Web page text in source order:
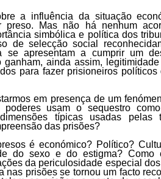
a influência da situação
preso. Mas não há nenhum
simbólica e política dos
de selecção social
se apresentam a cumprir um
ganham, ainda assim,
para fazer prisioneiros
em presença de um
usam o sequestro
típicas usadas pelas
das prisões?
é económico? Político?
do sexo e do estigma? Como
da periculosidade especial
nas prisões se tornou um facto